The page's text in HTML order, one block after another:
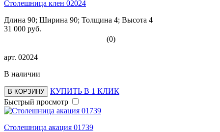
Столешница клен 02024
Длина 90; Ширина 90; Толщина 4; Высота 4
31 000 руб.
(0)
арт. 02024
В наличии
В КОРЗИНУ
КУПИТЬ В 1 КЛИК
Быстрый просмотр
Столешница акация 01739